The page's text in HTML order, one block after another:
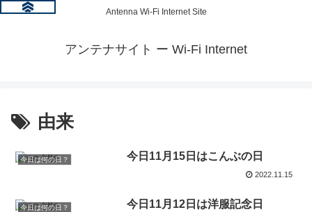
Antenna Wi-Fi Internet Site
アンテナサイト ー Wi-Fi Internet
由来
今日は何の日？ 今日11月15日はこんぶの日
2022.11.15
今日は何の日？ 今日11月12日は洋服記念日